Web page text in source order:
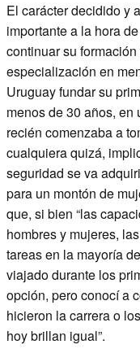
El carácter decidido y
importante a la hora
continuar su
especialización en
Uruguay fundar su
menos de 30 años,
recién comenzaba a
cualquiera quizá,
seguridad se va
para un montón de
que, si bien “las
hombres y mujeres,
tareas en la mayoría
viajado durante los
opción, pero conocí a
hicieron la carrera o
hoy brillan igual”.